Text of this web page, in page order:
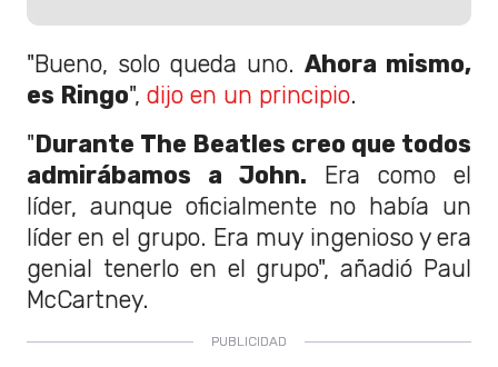
"Bueno, solo queda uno. Ahora mismo,
es Ringo", dijo en un principio.
"Durante The Beatles creo que todos
admirábamos a John. Era como el
líder, aunque oficialmente no había un
líder en el grupo. Era muy ingenioso y era
genial tenerlo en el grupo", añadió Paul
McCartney.